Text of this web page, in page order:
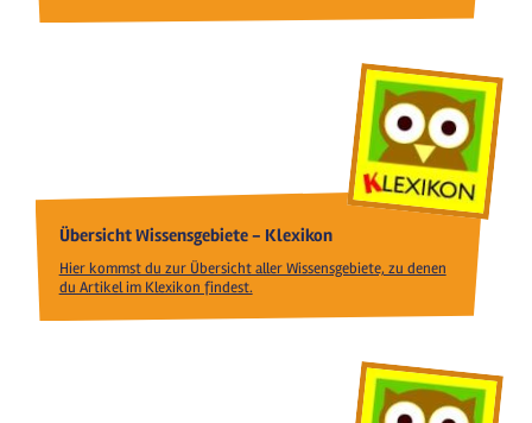
Übersicht Wissensgebiete - Klexikon
Hier kommst du zur Übersicht aller Wissensgebiete, zu denen
du Artikel im Klexikon findest.